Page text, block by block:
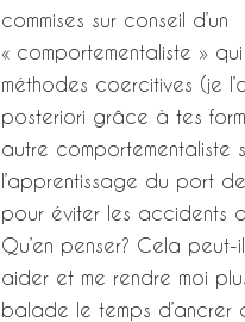
commises sur conseil d’un
« comportementaliste »
méthodes coercitives (je
posteriori grâce à tes
autre comportementaliste
l’apprentissage du port
pour éviter les accidents
Qu’en penser? Cela peut-
aider et me rendre moi
balade le temps d’ancrer